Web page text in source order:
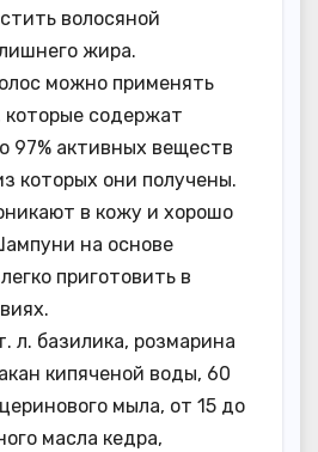
волосяной
жира.
можно применять
содержат
97% активных веществ
которых они получены.
в кожу и хорошо
на основе
приготовить в
л. базилика, розмарина
кипяченой воды, 60
мыла, от 15 до
масла кедра,